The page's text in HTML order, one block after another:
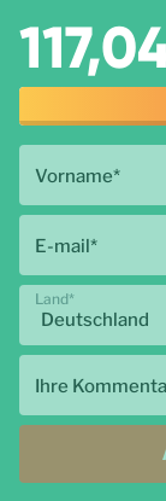
Vorname*
E-mail*
Land*
Ihre